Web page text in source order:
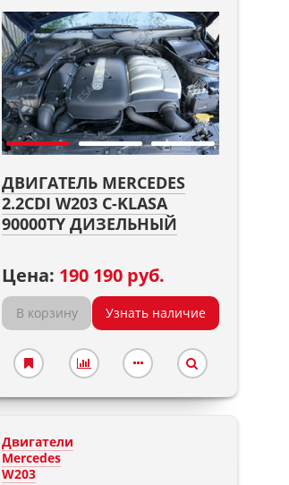
ДВИГАТЕЛЬ MERCEDES
2.2CDI W203 C-KLASA
90000TY ДИЗЕЛЬНЫЙ
Цена: 190 190 руб.
В корзину Узнать наличие
Двигатели
Mercedes
W203